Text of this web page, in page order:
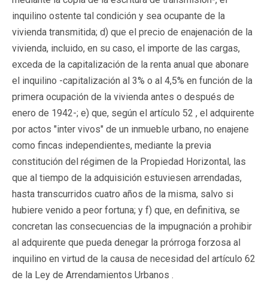
inquilino ostente tal condición y sea ocupante de la
vivienda transmitida; d) que el precio de enajenación de la
vivienda, incluido, en su caso, el importe de las cargas,
exceda de la capitalización de la renta anual que abonare
el inquilino -capitalización al 3% o al 4,5% en función de la
primera ocupación de la vivienda antes o después de
enero de 1942-; e) que, según el artículo 52 , el adquirente
por actos "inter vivos" de un inmueble urbano, no enajene
como fincas independientes, mediante la previa
constitución del régimen de la Propiedad Horizontal, las
que al tiempo de la adquisición estuviesen arrendadas,
hasta transcurridos cuatro años de la misma, salvo si
hubiere venido a peor fortuna; y f) que, en definitiva, se
concretan las consecuencias de la impugnación a prohibir
al adquirente que pueda denegar la prórroga forzosa al
inquilino en virtud de la causa de necesidad del artículo 62
de la Ley de Arrendamientos Urbanos .